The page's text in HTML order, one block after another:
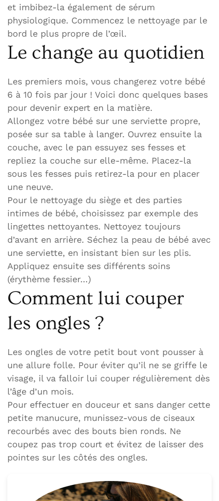
et imbibez-la également de sérum
physiologique. Commencez le nettoyage par le
bord le plus propre de l’œil.
Le change au quotidien
Les premiers mois, vous changerez votre bébé
6 à 10 fois par jour ! Voici donc quelques bases
pour devenir expert en la matière.
Allongez votre bébé sur une serviette propre,
posée sur sa table à langer. Ouvrez ensuite la
couche, avec le pan essuyez ses fesses et
repliez la couche sur elle-même. Placez-la
sous les fesses puis retirez-la pour en placer
une neuve.
Pour le nettoyage du siège et des parties
intimes de bébé, choisissez par exemple des
lingettes nettoyantes. Nettoyez toujours
d’avant en arrière. Séchez la peau de bébé avec
une serviette, en insistant bien sur les plis.
Appliquez ensuite ses différents soins
(érythème fessier…)
Comment lui couper
les ongles ?
Les ongles de votre petit bout vont pousser à
une allure folle. Pour éviter qu’il ne se griffe le
visage, il va falloir lui couper régulièrement dès
l’âge d’un mois.
Pour effectuer en douceur et sans danger cette
petite manucure, munissez-vous de ciseaux
recourbés avec des bouts bien ronds. Ne
coupez pas trop court et évitez de laisser des
pointes sur les côtés des ongles.